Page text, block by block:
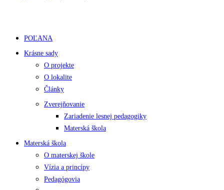
POĽANA
Krásne sady
O projekte
O lokalite
Články
Zverejňovanie
Zariadenie lesnej pedagogiky
Materská škola
Materská škola
O materskej škole
Vízia a princípy
Pedagógovia